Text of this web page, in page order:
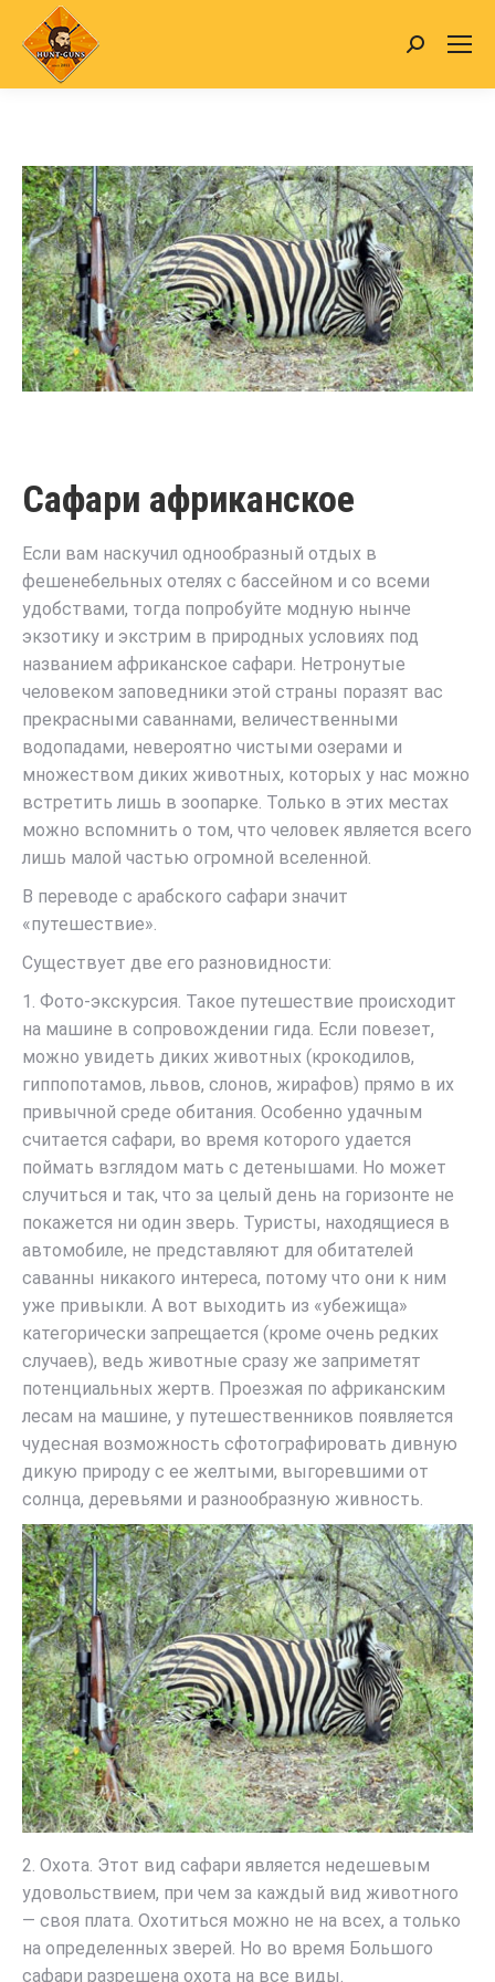
Search:
Сафари африканское
Если вам наскучил однообразный отдых в
фешенебельных отелях с бассейном и со всеми
удобствами, тогда попробуйте модную нынче
экзотику и экстрим в природных условиях под
названием африканское сафари. Нетронутые
человеком заповедники этой страны поразят вас
прекрасными саваннами, величественными
водопадами, невероятно чистыми озерами и
множеством диких животных, которых у нас можно
встретить лишь в зоопарке. Только в этих местах
можно вспомнить о том, что человек является всего
лишь малой частью огромной вселенной.
В переводе с арабского сафари значит
«путешествие».
Существует две его разновидности:
1. Фото-экскурсия. Такое путешествие происходит
на машине в сопровождении гида. Если повезет,
можно увидеть диких животных (крокодилов,
гиппопотамов, львов, слонов, жирафов) прямо в их
привычной среде обитания. Особенно удачным
считается сафари, во время которого удается
поймать взглядом мать с детенышами. Но может
случиться и так, что за целый день на горизонте не
покажется ни один зверь. Туристы, находящиеся в
автомобиле, не представляют для обитателей
саванны никакого интереса, потому что они к ним
уже привыкли. А вот выходить из «убежища»
категорически запрещается (кроме очень редких
случаев), ведь животные сразу же заприметят
потенциальных жертв. Проезжая по африканским
лесам на машине, у путешественников появляется
чудесная возможность сфотографировать дивную
дикую природу с ее желтыми, выгоревшими от
солнца, деревьями и разнообразную живность.
2. Охота. Этот вид сафари является недешевым
удовольствием, при чем за каждый вид животного
— своя плата. Охотиться можно не на всех, а только
на определенных зверей. Но во время Большого
сафари разрешена охота на все виды.